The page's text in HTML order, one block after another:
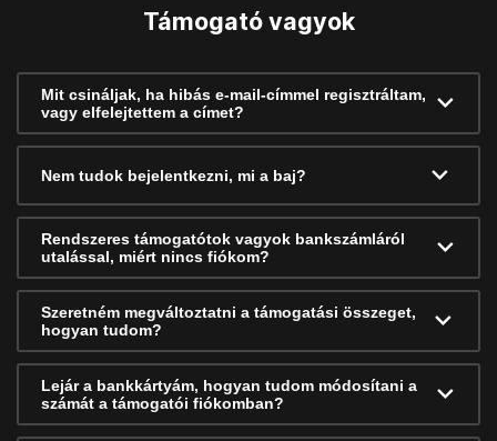
Támogató vagyok
Mit csináljak, ha hibás e-mail-címmel regisztráltam,
vagy elfelejtettem a címet?
Nem tudok bejelentkezni, mi a baj?
Rendszeres támogatótok vagyok bankszámláról
utalással, miért nincs fiókom?
Szeretném megváltoztatni a támogatási összeget,
hogyan tudom?
Lejár a bankkártyám, hogyan tudom módosítani a
számát a támogatói fiókomban?